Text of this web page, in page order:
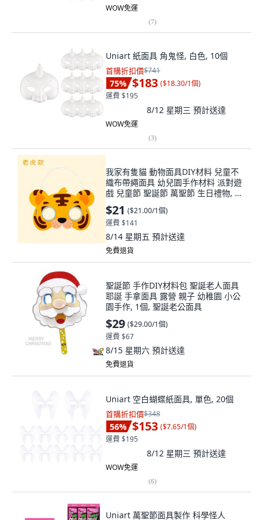
WOW免運
(7)
Uniart 紙面具 角鬼怪, 白色, 10個
首購折扣價$741
75% $183 ($18.30/1個)
運費 $195
8/12 星期三 預計送達
WOW免運
(3)
我家有隻貓 動物面具DIY材料 兒童不
織布帶繩面具 幼兒園手作材料 派對遊
戲 兒童節 聖誕節 萬聖節 生日禮物, 1
個, 4.老虎
$21 ($21.00/1個)
運費 $141
8/14 星期五 預計送達
免費退貨
聖誕節 手作DIY材料包 聖誕老人面具
耶誕 手拿面具 露營 親子 幼稚園 小公
園手作, 1個, 聖誕老公面具
$29 ($29.00/1個)
運費 $67
8/15 星期六 預計送達
免費退貨
Uniart 空白蝴蝶紙面具, 單色, 20個
首購折扣價$348
56% $153 ($7.65/1個)
運費 $195
8/12 星期三 預計送達
WOW免運
(6)
Uniart 萬聖節面具製作 科學怪人